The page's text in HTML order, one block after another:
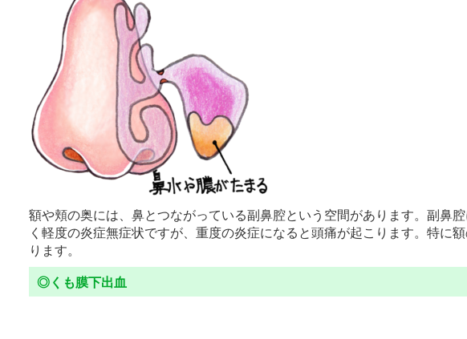
額や頬の奥には、鼻とつながっている副鼻腔という空間があります。副鼻
く軽度の炎症無症状ですが、重度の炎症になると頭痛が起こります。特
ります。
◎くも膜下出血